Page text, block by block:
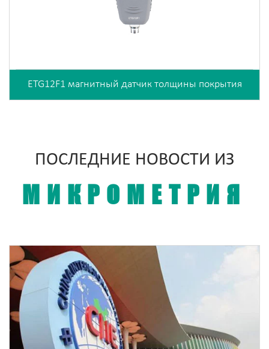
ETG12F1 магнитный датчик толщины покрытия
ПОСЛЕДНИЕ НОВОСТИ ИЗ
МИКРОМЕТРИЯ